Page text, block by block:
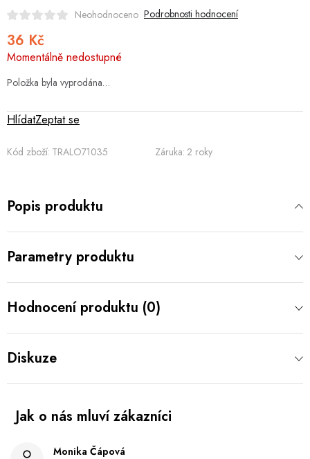
Akční ceny
Půjčovna
Vrácení a reklamace
Podmínky ochrany osobních údajů
Obchodní podmínky pro podnikatele
36 Kč
cena:
Položka byla vyprodána…
Momentálně nedostupné
Kód zboží: TRALO71035 Záruka: 2 roky
Zeptat se
Hlídat
Neohodnoceno Podrobnosti hodnocení
Popis produktu
Parametry produktu
Hodnocení produktu (0)
Diskuze
Monika Čápová